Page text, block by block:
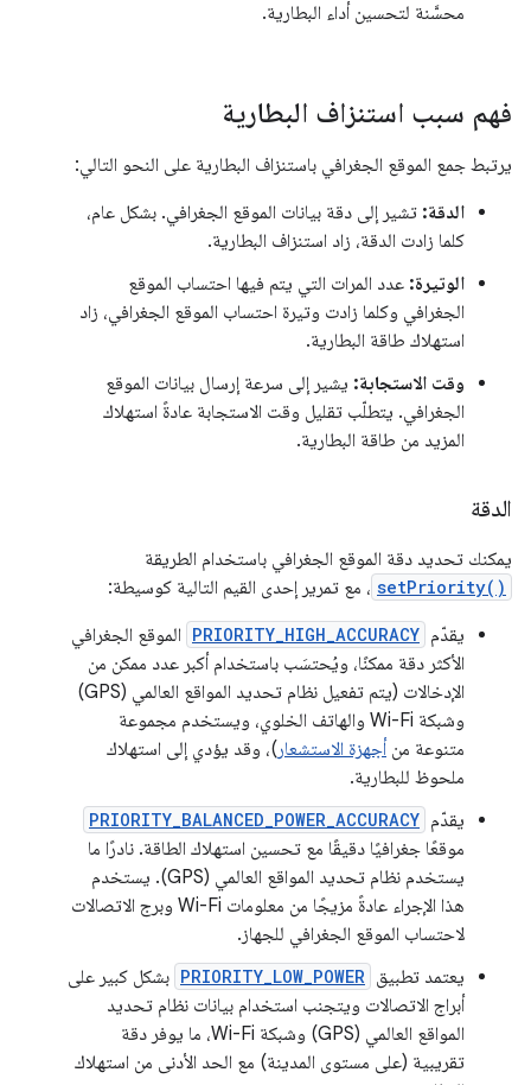
محسَّنة لتحسين أداء البطارية.
فهم سبب استنزاف البطارية
يرتبط جمع الموقع الجغرافي باستنزاف البطارية على النحو التالي:
الدقة: تشير إلى دقة بيانات الموقع الجغرافي. بشكل عام،
كلما زادت الدقة، زاد استنزاف البطارية.
الوتيرة: عدد المرات التي يتم فيها احتساب الموقع
الجغرافي وكلما زادت وتيرة احتساب الموقع الجغرافي، زاد
استهلاك طاقة البطارية.
وقت الاستجابة: يشير إلى سرعة إرسال بيانات الموقع
الجغرافي. يتطلّب تقليل وقت الاستجابة عادةً استهلاك
المزيد من طاقة البطارية.
الدقة
يمكنك تحديد دقة الموقع الجغرافي باستخدام الطريقة
setPriority() ، مع تمرير إحدى القيم التالية كوسيطة:
يقدّم PRIORITY_HIGH_ACCURACY الموقع الجغرافي
الأكثر دقة ممكنًا، ويُحتسَب باستخدام أكبر عدد ممكن من
الإدخالات (يتم تفعيل نظام تحديد المواقع العالمي (GPS)
وشبكة Wi-Fi والهاتف الخلوي، ويستخدم مجموعة
متنوعة من أجهزة الاستشعار )، وقد يؤدي إلى استهلاك
ملحوظ للبطارية.
يقدّم PRIORITY_BALANCED_POWER_ACCURACY
موقعًا جغرافيًا دقيقًا مع تحسين استهلاك الطاقة. نادرًا ما
يستخدم نظام تحديد المواقع العالمي (GPS). يستخدم
هذا الإجراء عادةً مزيجًا من معلومات Wi-Fi وبرج الاتصالات
لاحتساب الموقع الجغرافي للجهاز.
يعتمد تطبيق PRIORITY_LOW_POWER بشكل كبير على
أبراج الاتصالات ويتجنب استخدام بيانات نظام تحديد
المواقع العالمي (GPS) وشبكة Wi-Fi، ما يوفر دقة
تقريبية (على مستوى المدينة) مع الحد الأدنى من استهلاك